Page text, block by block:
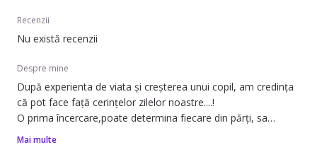
Recenzii
Nu există recenzii
Despre mine
După experienta de viata și creșterea unui copil, am credința
că pot face față cerințelor zilelor noastre....!
O prima încercare,poate determina fiecare din părți, sa
aleagă varianta favorabilă .
Mai multe